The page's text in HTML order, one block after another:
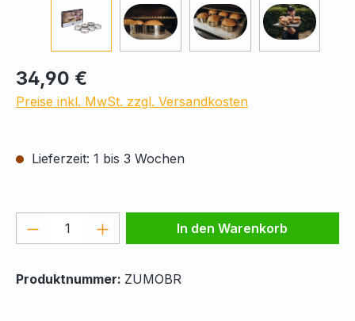
Regulärer Preis:
34,90 €
Preise inkl. MwSt. zzgl. Versandkosten
Lieferzeit: 1 bis 3 Wochen
Produkt Anzahl: Gib denIn den Warenkorb
Produktnummer: ZUMOBR